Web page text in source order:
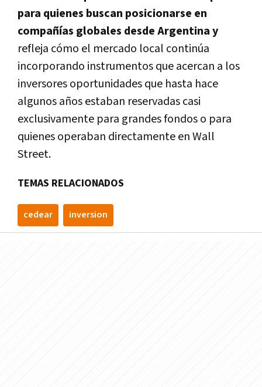
para quienes buscan posicionarse en
compañías globales desde Argentina y
refleja cómo el mercado local continúa
incorporando instrumentos que acercan a los
inversores oportunidades que hasta hace
algunos años estaban reservadas casi
exclusivamente para grandes fondos o para
quienes operaban directamente en Wall
Street.
TEMAS RELACIONADOS
cedear inversion